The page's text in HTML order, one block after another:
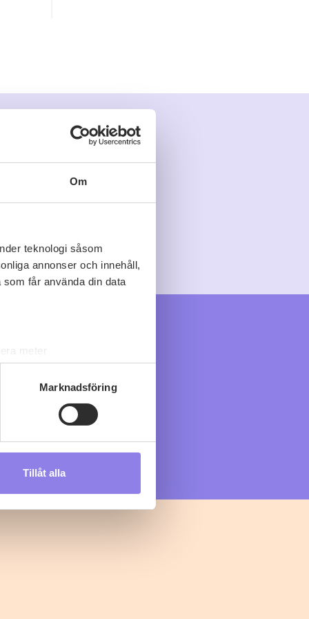
Om
teknologi såsom
annonser och innehåll,
får använda din data
meter
. Du kan ändra
kombinera informationen
Marknadsföring
Tillåt alla